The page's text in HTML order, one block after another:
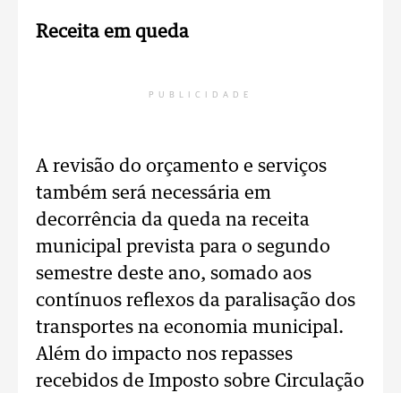
Receita em queda
PUBLICIDADE
A revisão do orçamento e serviços
também será necessária em
decorrência da queda na receita
municipal prevista para o segundo
semestre deste ano, somado aos
contínuos reflexos da paralisação dos
transportes na economia municipal.
Além do impacto nos repasses
recebidos de Imposto sobre Circulação